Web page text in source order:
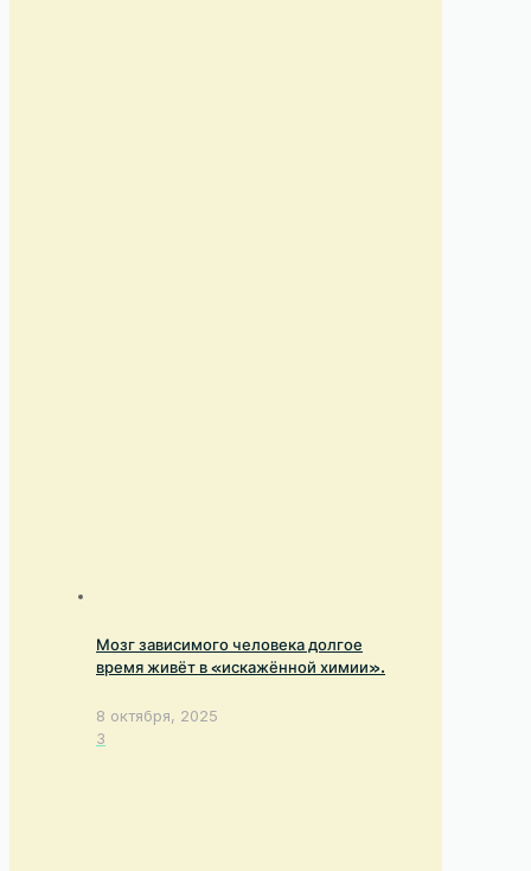
Мозг зависимого человека долгое
время живёт в «искажённой химии».
8 октября, 2025
3